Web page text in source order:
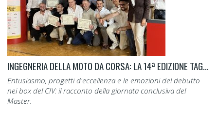
INGEGNERIA DELLA MOTO DA CORSA: LA 14ª EDIZIONE TAGLIA IL TRAGUARDO.
Entusiasmo, progetti d'eccellenza e le emozioni del debutto
nei box del CIV: il racconto della giornata conclusiva del
Master.